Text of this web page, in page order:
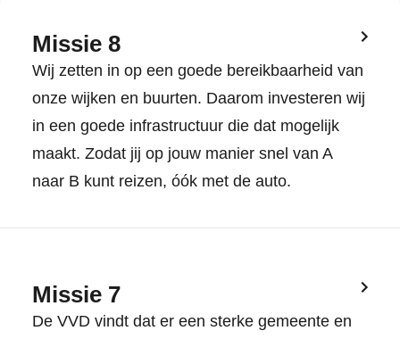
Missie 8
Wij zetten in op een goede bereikbaarheid van
onze wijken en buurten. Daarom investeren wij
in een goede infrastructuur die dat mogelijk
maakt. Zodat jij op jouw manier snel van A
naar B kunt reizen, óók met de auto.
Missie 7
De VVD vindt dat er een sterke gemeente en